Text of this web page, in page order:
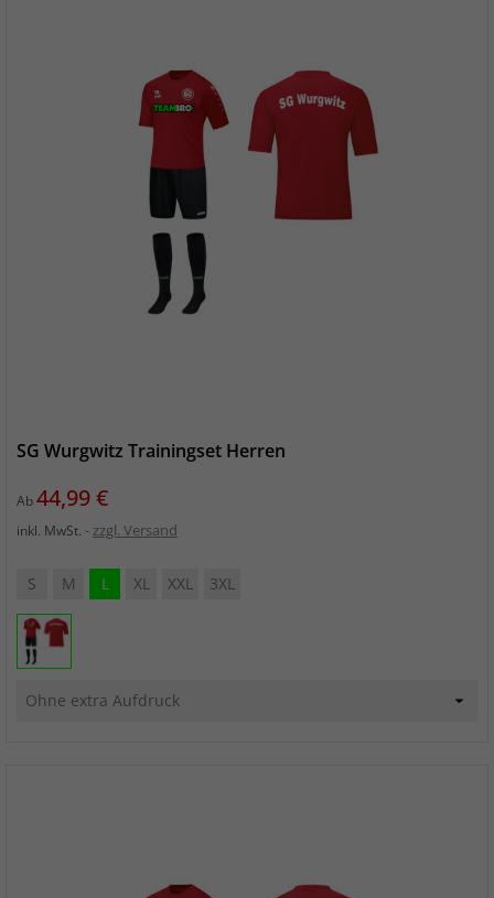
SG Wurgwitz Trainingset Herren
AbPreis
44,99 €
inkl. MwSt. zzgl. Versand
S M L XL XXL 3XL